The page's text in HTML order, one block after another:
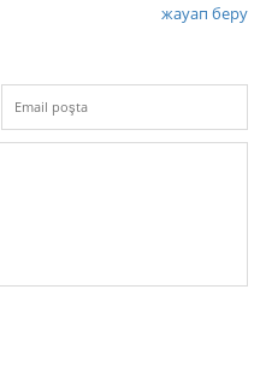
жауап беру